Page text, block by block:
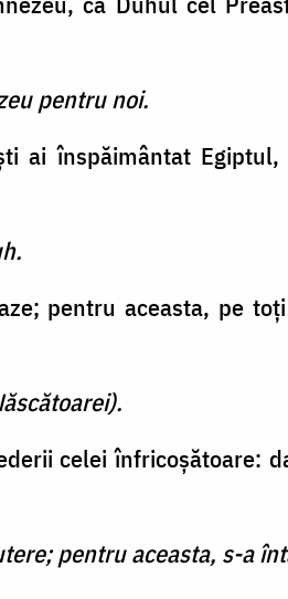
pentru noi.
ai înspăimântat
pentru aceasta, pe
celei înfricoşătoare:
pentru aceasta, s-a